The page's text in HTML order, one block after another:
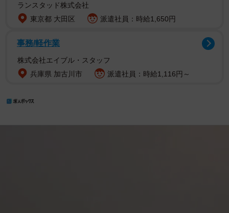
ランスタッド株式会社
東京都 大田区
派遣社員：時給1,650円
事務/軽作業
株式会社エイブル・スタッフ
兵庫県 加古川市
派遣社員：時給1,116円～